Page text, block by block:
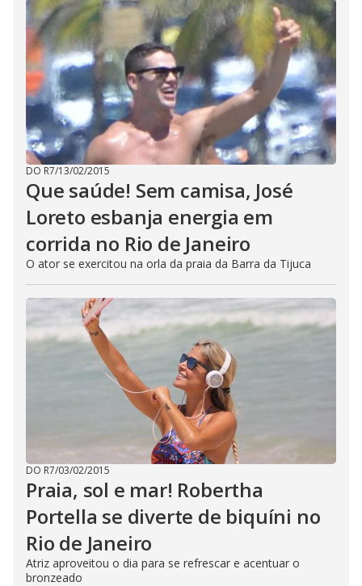
DO R7/13/02/2015
Que saúde! Sem camisa, José
Loreto esbanja energia em
corrida no Rio de Janeiro
O ator se exercitou na orla da praia da Barra da Tijuca
DO R7/03/02/2015
Praia, sol e mar! Robertha
Portella se diverte de biquíni no
Rio de Janeiro
Atriz aproveitou o dia para se refrescar e acentuar o
bronzeado